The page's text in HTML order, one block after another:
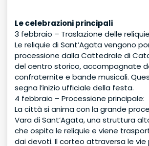
Le celebrazioni principali
3 febbraio – Traslazione delle
Le reliquie di Sant’Agata vengono
processione dalla Cattedrale di
del centro storico, accompagnate
confraternite e bande musicali.
segna l’inizio ufficiale della festa.
4 febbraio – Processione principale:
La città si anima con la grande
Vara di Sant’Agata, una struttura
che ospita le reliquie e viene
dai devoti. Il corteo attraversa le vie